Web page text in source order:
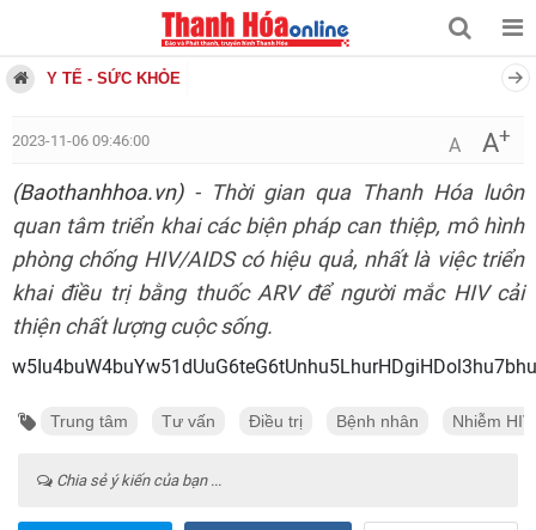
Y TẾ - SỨC KHỎE
2023-11-06 09:46:00 A A+
(Baothanhhoa.vn)- Thời gian qua Thanh Hóa luôn
quan tâm triển khai các biện pháp can thiệp, mô hình
phòng chống HIV/AIDS có hiệu quả, nhất là việc triển
khai điều trị bằng thuốc ARV để người mắc HIV cải
thiện chất lượng cuộc sống.
Trung tâm Tư vấn Điều trị Bệnh nhân Nhiễm HIV
Chia sẻ ý kiến của bạn ...